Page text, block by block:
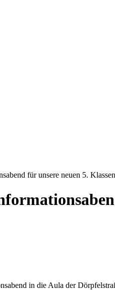
für unsere neuen 5.
in die Aula der